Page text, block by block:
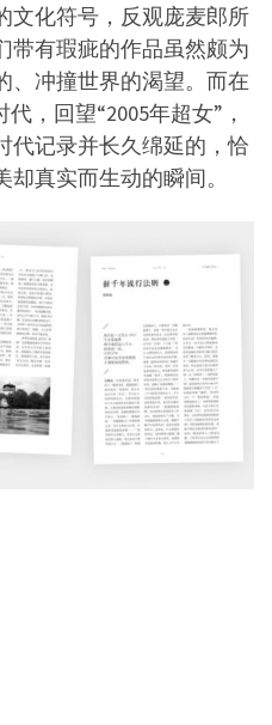
文化符号，反观庞麦郎所
带有瑕疵的作品虽然颇为
、冲撞世界的渴望。而在
，回望“2005年超女”，
代记录并长久绵延的，恰
真实而生动的瞬间。